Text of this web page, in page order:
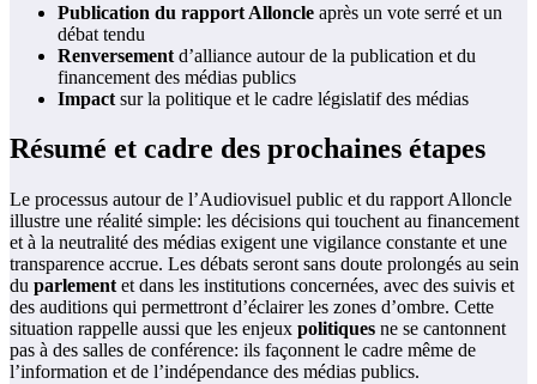
Publication du rapport Alloncle après un vote serré et un
débat tendu
Renversement d’alliance autour de la publication et du
financement des médias publics
Impact sur la politique et le cadre législatif des médias
Résumé et cadre des prochaines étapes
Le processus autour de l’Audiovisuel public et du rapport Alloncle
illustre une réalité simple: les décisions qui touchent au financement
et à la neutralité des médias exigent une vigilance constante et une
transparence accrue. Les débats seront sans doute prolongés au sein
du parlement et dans les institutions concernées, avec des suivis et
des auditions qui permettront d’éclairer les zones d’ombre. Cette
situation rappelle aussi que les enjeux politiques ne se cantonnent
pas à des salles de conférence: ils façonnent le cadre même de
l’information et de l’indépendance des médias publics.